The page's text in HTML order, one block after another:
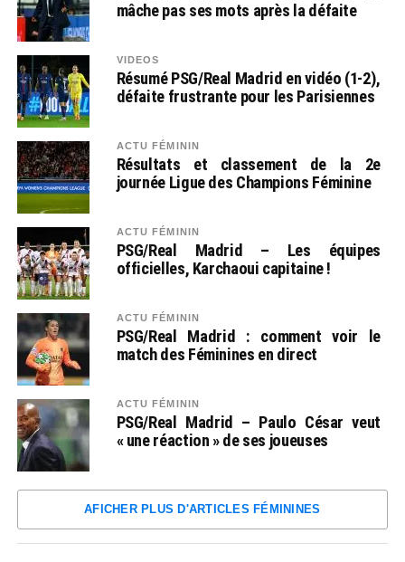
mâche pas ses mots après la défaite
VIDEOS
Résumé PSG/Real Madrid en vidéo (1-2),
défaite frustrante pour les Parisiennes
ACTU FÉMININ
Résultats et classement de la 2e
journée Ligue des Champions Féminine
ACTU FÉMININ
PSG/Real Madrid – Les équipes
officielles, Karchaoui capitaine !
ACTU FÉMININ
PSG/Real Madrid : comment voir le
match des Féminines en direct
ACTU FÉMININ
PSG/Real Madrid – Paulo César veut
« une réaction » de ses joueuses
AFICHER PLUS D'ARTICLES FÉMININES